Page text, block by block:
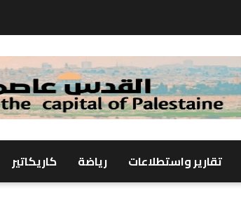
تقارير واستطلاعات رياضة كاريكاتير